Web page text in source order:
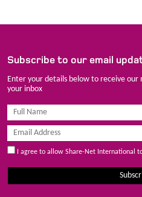
Subscribe to our email
Enter your details below to receive our
your inbox
I agree to allow Share-Net International